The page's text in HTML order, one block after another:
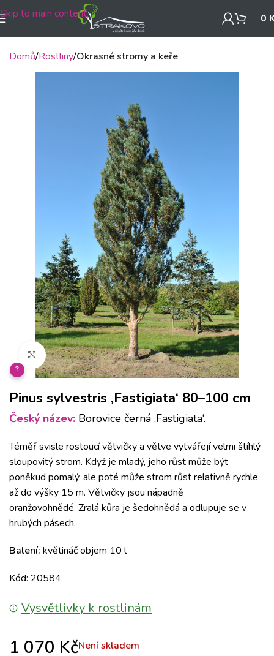
Skip to main content 0
Domů Rostliny Okrasné stromy a keře
Klikněte pro zvětšení
?
Pinus sylvestris ‚Fastigiata‘ 80–100 cm
Český název: Borovice černá ‚Fastigiata‘.
Téměř svisle rostoucí větvičky a větve vytvářejí velmi štíhlý
sloupovitý strom. Když je mladý, jeho růst může být
poněkud pomalý, ale poté může strom růst relativně rychle
až do výšky 15 m. Větvičky jsou nápadně
oranžovohnědé. Zralá kůra je šedohnědá a odlupuje se v
hrubých pásech.
Balení: květináč objem 10 l
Kód: 20584
Vysvětlivky k rostlinám
1 070 KčNení skladem